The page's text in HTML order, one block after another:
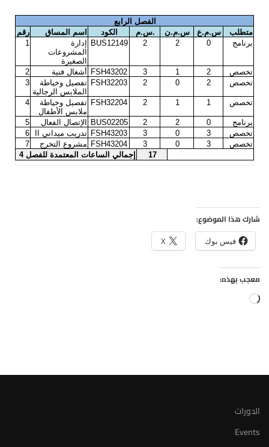
الفصل الرابع
متطلب
س.م.ع س.م.ن س.م. الكود اسم المساق
رقم
برنامج
0
2
2
BUS12149
إدارة
المشروعات
الصغيرة
1
تخصص 2
1
3
FSH43202 أشغال فنية
2
تخصص
2
0
2
FSH32203 تفصيل وخياطة
الملابس الرجالية
3
تخصص 1
1
2
FSH32204 تفصيل وخياطة
ملابس الأطفال
4
برنامج 0
2
2
BUS02205 الإتصال الفعال
5
تخصص
3
0
3
FSH43203 تدريب ميداني
6
تخصص
3
0
3
FSH43204 مشروع التخرج
7
17
إجمالي الساعات المعتمدة للفصل 4
شارك هذا الموضوع:
فيس بوك X
معجب بهذه:
الدورات
Events